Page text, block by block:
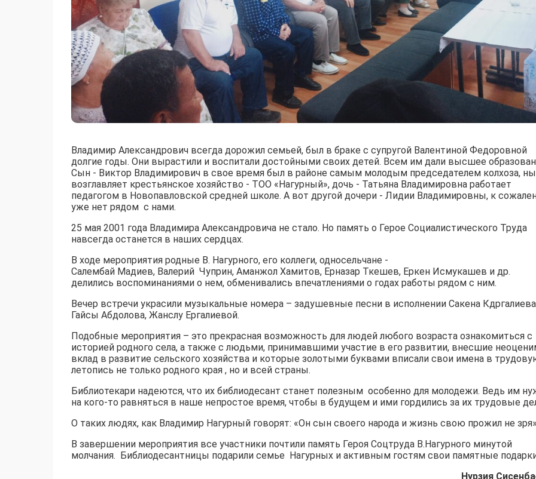
Владимир Александрович всегда дорожил семьей, был в браке с супругой Валентиной Федоровной
долгие годы. Они вырастили и воспитали достойными своих детей. Всем им дали высшее
Сын - Виктор Владимирович в свое время был в районе самым молодым председателем колхоза,
возглавляет крестьянское хозяйство - ТОО «Нагурный», дочь - Татьяна Владимировна работает
педагогом в Новопавловской средней школе. А вот другой дочери - Лидии Владимировны, к
уже нет рядом с нами.
25 мая 2001 года Владимира Александровича не стало. Но память о Герое Социалистического Труда
навсегда останется в наших сердцах.
В ходе мероприятия родные В. Нагурного, его коллеги, односельчане -
Салембай Мадиев, Валерий Чуприн, Аманжол Хамитов, Ерназар Ткешев, Еркен Исмукашев и др.
делились воспоминаниями о нем, обменивались впечатлениями о годах работы рядом с ним.
Вечер встречи украсили музыкальные номера – задушевные песни в исполнении Сакена
Гайсы Абдолова, Жанслу Ергалиевой.
Подобные мероприятия – это прекрасная возможность для людей любого возраста ознакомиться с
историей родного села, а также с людьми, принимавшими участие в его развитии, внесшие
вклад в развитие сельского хозяйства и которые золотыми буквами вписали свои имена в
летопись не только родного края , но и всей страны.
Библиотекари надеются, что их библиодесант станет полезным особенно для молодежи. Ведь им
на кого-то равняться в наше непростое время, чтобы в будущем и ими гордились за их трудовые
О таких людях, как Владимир Нагурный говорят: «Он сын своего народа и жизнь свою прожил не
В завершении мероприятия все участники почтили память Героя Соцтруда В.Нагурного минутой
молчания. Библиодесантницы подарили семье Нагурных и активным гостям свои памятные
Нурзия